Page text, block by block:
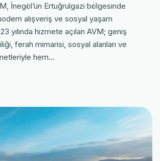
İnegöl’ün Ertuğrulgazi bölgesinde
alışveriş ve sosyal yaşam
yılında hizmete açılan AVM; geniş
ferah mimarisi, sosyal alanları ve
hem…